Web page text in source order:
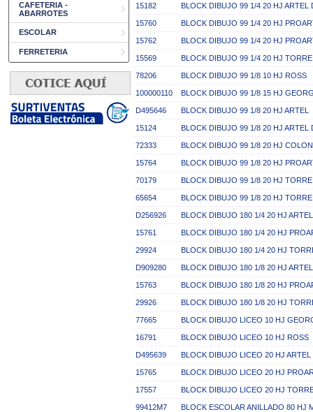
CAFETERIA -
ABARROTES
ESCOLAR
FERRETERIA
15182 BLOCK DIBUJO 99 1/4 20 HJ ARTEL
15760 BLOCK DIBUJO 99 1/4 20 HJ
15762 BLOCK DIBUJO 99 1/4 20 HJ
15569 BLOCK DIBUJO 99 1/4 20 HJ
78206 BLOCK DIBUJO 99 1/8 10 HJ ROSS
100000110 BLOCK DIBUJO 99 1/8 15 HJ
D495646 BLOCK DIBUJO 99 1/8 20 HJ ARTEL
15124 BLOCK DIBUJO 99 1/8 20 HJ ARTEL
72333 BLOCK DIBUJO 99 1/8 20 HJ COLON
15764 BLOCK DIBUJO 99 1/8 20 HJ
70179 BLOCK DIBUJO 99 1/8 20 HJ
65654 BLOCK DIBUJO 99 1/8 20 HJ
D256926 BLOCK DIBUJO 180 1/4 20 HJ ARTEL
15761 BLOCK DIBUJO 180 1/4 20 HJ
29924 BLOCK DIBUJO 180 1/4 20 HJ
D909280 BLOCK DIBUJO 180 1/8 20 HJ ARTEL
15763 BLOCK DIBUJO 180 1/8 20 HJ
29926 BLOCK DIBUJO 180 1/8 20 HJ
77665 BLOCK DIBUJO LICEO 10 HJ
16791 BLOCK DIBUJO LICEO 10 HJ ROSS
D495639 BLOCK DIBUJO LICEO 20 HJ ARTEL
15765 BLOCK DIBUJO LICEO 20 HJ
17557 BLOCK DIBUJO LICEO 20 HJ
99412M7 BLOCK ESCOLAR ANILLADO 80 HJ